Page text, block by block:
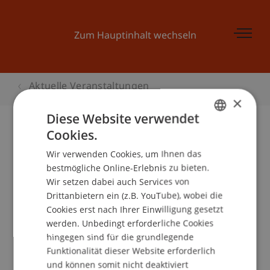
Zum Hauptinhalt wechseln
Aktuelle Veranstaltungen
Kinder-Uni:Was darf ich?
School/Professur:
Veranstaltungsdetails
×
Diese Website verwendet
Cookies.
Wir verwenden Cookies, um Ihnen das
bestmögliche Online-Erlebnis zu bieten.
Wir setzen dabei auch Services von
Drittanbietern ein (z.B. YouTube), wobei die
Cookies erst nach Ihrer Einwilligung gesetzt
werden. Unbedingt erforderliche Cookies
hingegen sind für die grundlegende
Funktionalität dieser Website erforderlich
und können somit nicht deaktiviert